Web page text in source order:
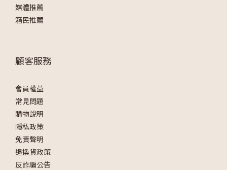
媒體推薦
箱民推薦
顧客服務
會員權益
常見問題
購物說明
隱私政策
免責聲明
退換貨政策
反詐騙公告